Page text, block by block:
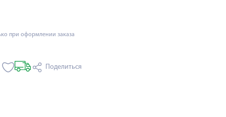
при оформлении заказа
Поделиться